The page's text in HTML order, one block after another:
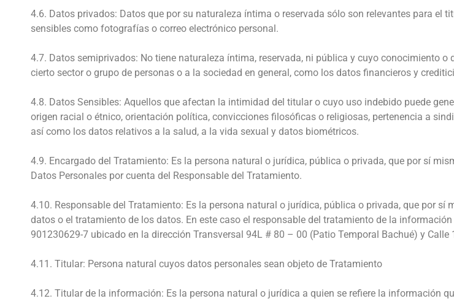
4.6. Datos privados: Datos que por su naturaleza íntima o reservada sólo son relevantes para el
sensibles como fotografías o correo electrónico personal.
4.7. Datos semiprivados: No tiene naturaleza íntima, reservada, ni pública y cuyo conocimiento
cierto sector o grupo de personas o a la sociedad en general, como los datos financieros y
4.8. Datos Sensibles: Aquellos que afectan la intimidad del titular o cuyo uso indebido puede
origen racial o étnico, orientación política, convicciones filosóficas o religiosas, pertenencia a
así como los datos relativos a la salud, a la vida sexual y datos biométricos.
4.9. Encargado del Tratamiento: Es la persona natural o jurídica, pública o privada, que por sí
Datos Personales por cuenta del Responsable del Tratamiento.
4.10. Responsable del Tratamiento: Es la persona natural o jurídica, pública o privada, que por sí
datos o el tratamiento de los datos. En este caso el responsable del tratamiento de la
901230629-7 ubicado en la dirección Transversal 94L # 80 – 00 (Patio Temporal Bachué) y
4.11. Titular: Persona natural cuyos datos personales sean objeto de Tratamiento
4.12. Titular de la información: Es la persona natural o jurídica a quien se refiere la información